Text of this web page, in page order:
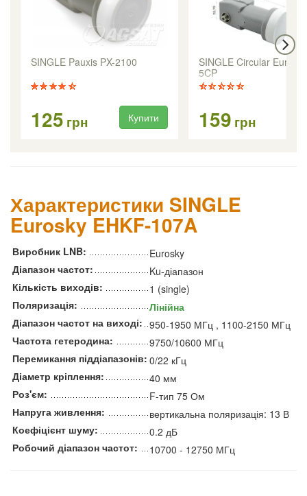
SINGLE Pauxis PX-2100
125 грн Купити
SINGLE Circular
5CP
159 грн
Характеристики SINGLE
Eurosky EHKF-107A
Виробник LNB:
Eurosky
Діапазон частот:
Ku-діапазон
Кількість виходів:
1 (single)
Поляризація:
Лінійна
Діапазон частот на виході: 950-1950 МГц , 1100-2150 МГц
Частота гетеродина:
9750/10600 МГц
Перемикання піддіапазонів: 0/22 кГц
Діаметр кріплення:
40 мм
Роз'єм:
F-тип 75 Ом
Напруга живлення:
вертикальна поляризація: 13 В
Коефіцієнт шуму:
0.2 дБ
Робочий діапазон частот:
10700 - 12750 МГц